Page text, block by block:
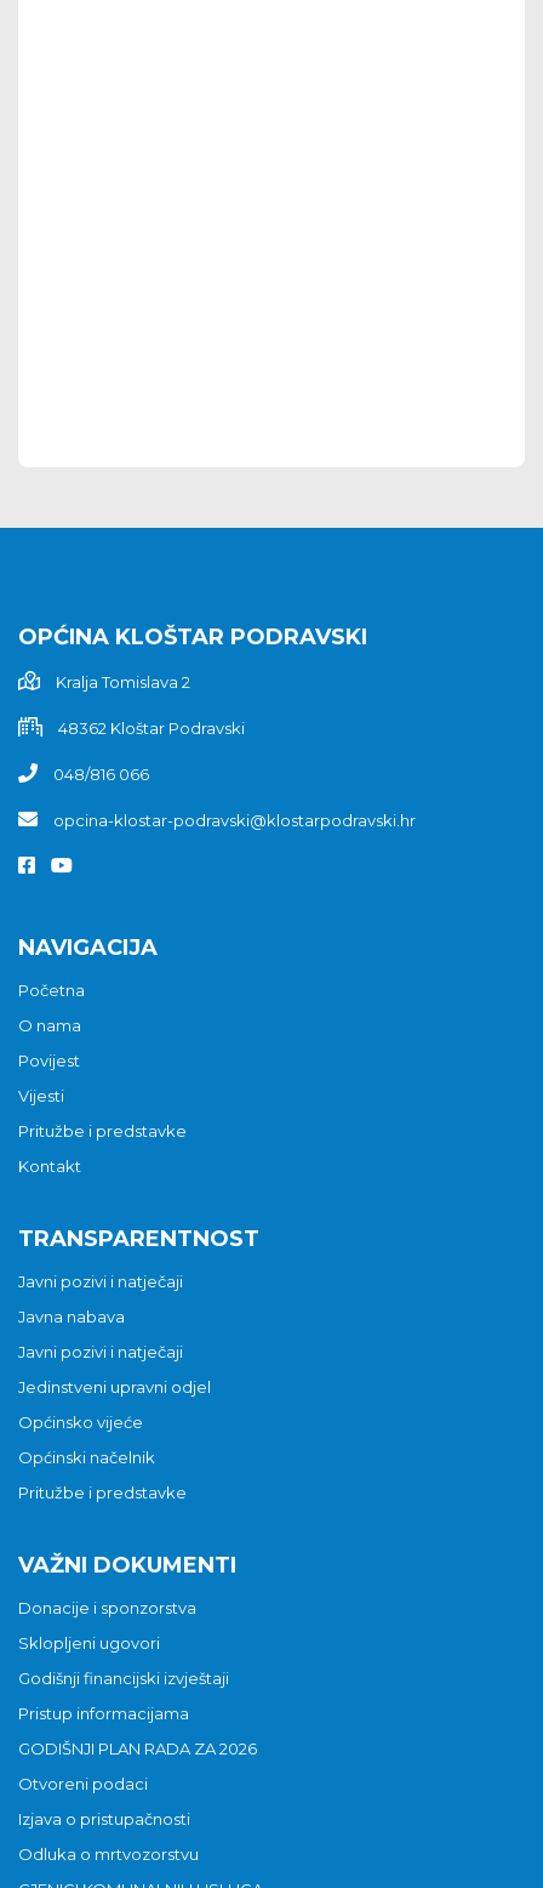
OPĆINA KLOŠTAR PODRAVSKI
Kralja Tomislava 2
48362 Kloštar Podravski
048/816 066
opcina-klostar-podravski@klostarpodravski.hr
NAVIGACIJA
Početna
O nama
Povijest
Vijesti
Pritužbe i predstavke
Kontakt
TRANSPARENTNOST
Javni pozivi i natječaji
Javna nabava
Javni pozivi i natječaji
Jedinstveni upravni odjel
Općinsko vijeće
Općinski načelnik
Pritužbe i predstavke
VAŽNI DOKUMENTI
Donacije i sponzorstva
Sklopljeni ugovori
Godišnji financijski izvještaji
Pristup informacijama
GODIŠNJI PLAN RADA ZA 2026
Otvoreni podaci
Izjava o pristupačnosti
Odluka o mrtvozorstvu